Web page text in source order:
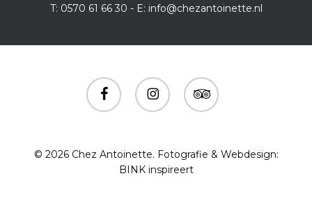
T: 0570 61 66 30 - E: info@chezantoinette.nl
facebook instagram tripadvisor
© 2026 Chez Antoinette. Fotografie & Webdesign:
BINK inspireert